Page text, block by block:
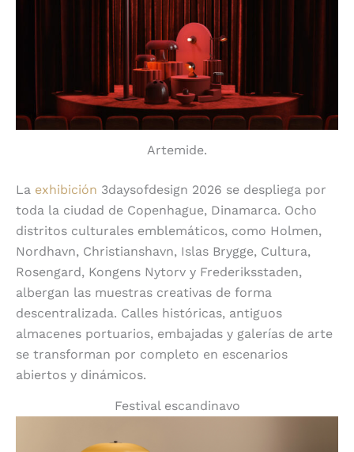
Artemide.
La exhibición 3daysofdesign 2026 se despliega por
toda la ciudad de Copenhague, Dinamarca. Ocho
distritos culturales emblemáticos, como Holmen,
Nordhavn, Christianshavn, Islas Brygge, Cultura,
Rosengard, Kongens Nytorv y Frederiksstaden,
albergan las muestras creativas de forma
descentralizada. Calles históricas, antiguos
almacenes portuarios, embajadas y galerías de arte
se transforman por completo en escenarios
abiertos y dinámicos.
Festival escandinavo